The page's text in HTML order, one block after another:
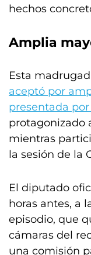
hechos
Amplia
Esta
aceptó por
presentada
protagonizado
mientras
la sesión de la
El diputado
horas antes, a
episodio, que
cámaras del
una comisión